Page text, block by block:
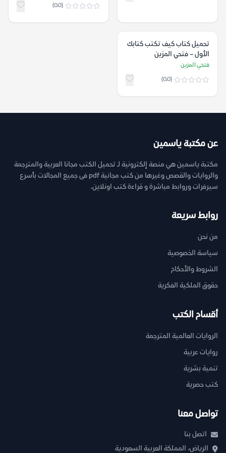
(0.0)
تحميل كتاب كيف تكتب كتابك
الأول – فتحي المزين
فتحي المزين
(0.0)
عن مكتبة ياسمين
مكتبة ياسمين هي منصة إلكترونية لـ تحميل الكتب مجانا العربية والمترجمة
والروايات والقصص وغيرها من كتب مجانية pdf فى جميع المجالات بأسرع
سيرفرات وروابط مباشرة و قراءة كتب اونلاين.
روابط سريعة
من نحن
سياسة الخصوصية
الشروط والأحكام
حقوق الملكية الفكرية
أقسام الكتب
الروايات العالمية المترجمة
روايات عربية
تنمية بشرية
كتب حصرية
تواصل معنا
اتصل بنا
الرياض، المملكة العربية السعودية